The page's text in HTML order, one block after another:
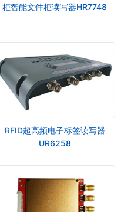
柜智能文件柜读写器HR7748
RFID超高频电子标签读写器
UR6258